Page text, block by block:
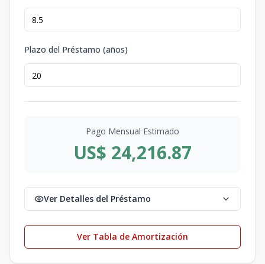
Plazo del Préstamo (años)
Pago Mensual Estimado
US$ 24,216.87
Ver Detalles del Préstamo
Ver Tabla de Amortización